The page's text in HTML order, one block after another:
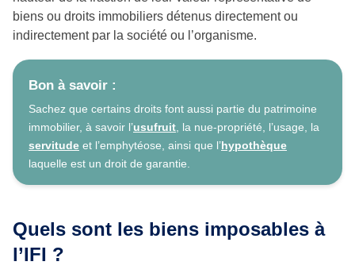
biens ou droits immobiliers détenus directement ou
indirectement par la société ou l’organisme.
Bon à savoir :
Sachez que certains droits font aussi partie du patrimoine
immobilier, à savoir l’usufruit, la nue-propriété, l’usage, la
servitude et l’emphytéose, ainsi que l’hypothèque
laquelle est un droit de garantie.
Quels sont les biens imposables à
l’IFI ?